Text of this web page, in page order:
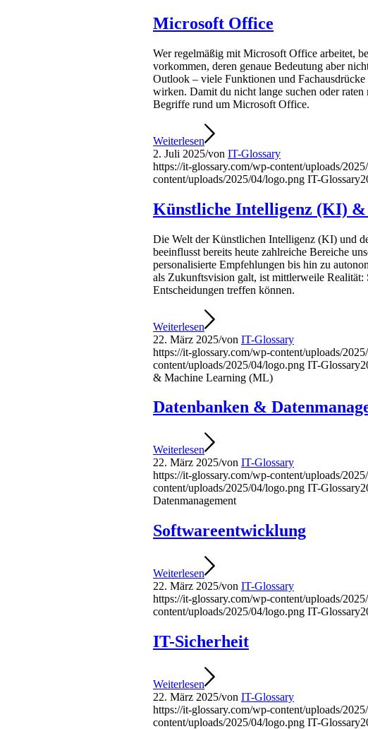
Microsoft Office
Wer regelmäßig mit Microsoft Office arbeitet,
vorkommen, deren genaue Bedeutung aber
Outlook – viele Funktionen und
wirken. Damit du nicht lange suchen oder
Begriffe rund um Microsoft Office.
Weiterlesen
2. Juli 2025/von IT-Glossary
https://it-glossary.com/wp-content/uploads/
content/uploads/2025/04/logo.png IT-Glossary
Künstliche Intelligenz (KI)
Die Welt der Künstlichen Intelligenz (KI) und
beeinflusst bereits heute zahlreiche Bereiche
personalisierte Empfehlungen bis hin zu
als Zukunftsvision galt, ist mittlerweile Realität:
Entscheidungen treffen können.
Weiterlesen
22. März 2025/von IT-Glossary
https://it-glossary.com/wp-content/uploads/
content/uploads/2025/04/logo.png IT-Glossary
& Machine Learning (ML)
Datenbanken &
Weiterlesen
22. März 2025/von IT-Glossary
https://it-glossary.com/wp-content/uploads/
content/uploads/2025/04/logo.png IT-Glossary
Datenmanagement
Softwareentwicklung
Weiterlesen
22. März 2025/von IT-Glossary
https://it-glossary.com/wp-content/uploads/
content/uploads/2025/04/logo.png IT-Glossary
IT-Sicherheit
Weiterlesen
22. März 2025/von IT-Glossary
https://it-glossary.com/wp-content/uploads/
content/uploads/2025/04/logo.png IT-Glossary